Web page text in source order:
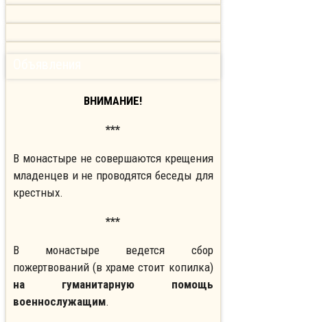
ВНИМАНИЕ!
***
В монастыре не совершаются крещения
младенцев и не проводятся беседы для
крестных.
***
В монастыре ведется сбор
пожертвований (в храме стоит копилка)
на гуманитарную помощь
военнослужащим.